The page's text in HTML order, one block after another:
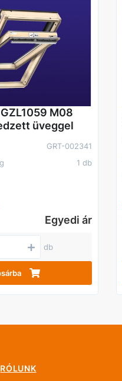
M08
üveggel
GRT-002341
1 db
Egyedi ár
db
RÓLUNK